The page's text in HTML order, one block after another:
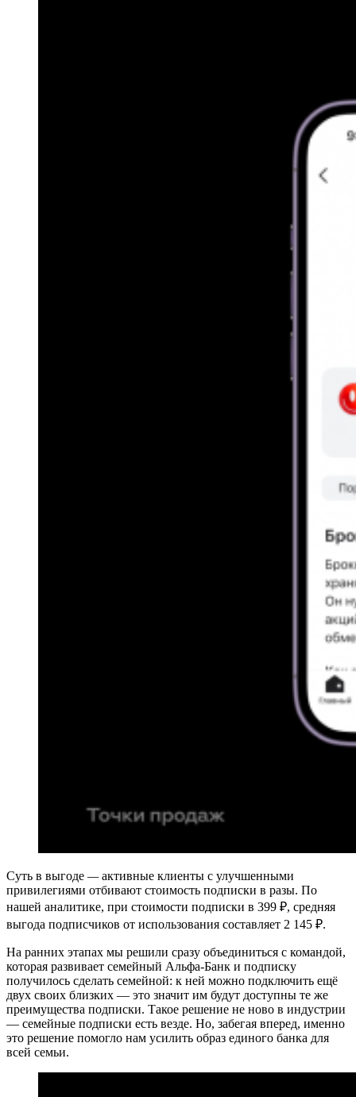
Суть в выгоде —активные клиенты с улучшенными
привилегиями отбивают стоимость подписки в разы. По
нашей аналитике, при стоимости подписки в 399 ₽, средняя
выгода подписчиков от использования составляет 2 145 ₽.
На ранних этапах мы решили сразу объединиться с командой,
которая развивает семейный Альфа-Банк и подписку
получилось сделать семейной: к ней можно подключить ещё
двух своих близких — это значит им будут доступны те же
преимущества подписки. Такое решение не ново в индустрии
— семейные подписки есть везде. Но, забегая вперед, именно
это решение помогло нам усилить образ единого банка для
всей семьи.